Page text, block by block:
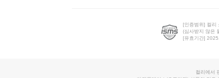
[인증범위] 컬리
(심사받지 않은
[유효기간]
컬리에서